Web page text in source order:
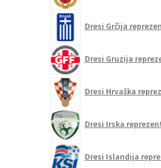
Dresi Grčija
Dresi Gruzija
Dresi Hrvaška
Dresi Irska
Dresi Islandija